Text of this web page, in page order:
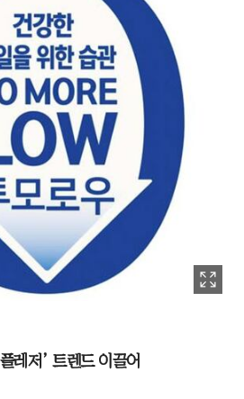
레저’ 트렌드 이끌어